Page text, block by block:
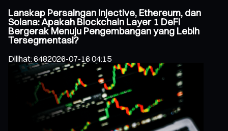
Lanskap Persaingan Injective, Ethereum, dan
Solana: Apakah Blockchain Layer 1 DeFi
Bergerak Menuju Pengembangan yang Lebih
Tersegmentasi?
Dilihat:6482026-07-16 04:15